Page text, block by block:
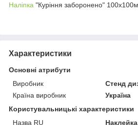
Наліпка "Куріння заборонено"
Характеристики
Основні атрибути
Виробник
Стенд
Країна виробник
Україна
Користувальницькі характеристики
Назва RU